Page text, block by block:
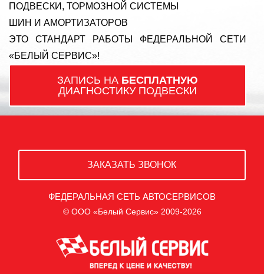
ПОДВЕСКИ, ТОРМОЗНОЙ СИСТЕМЫ
ШИН И АМОРТИЗАТОРОВ
ЭТО СТАНДАРТ РАБОТЫ ФЕДЕРАЛЬНОЙ СЕТИ
«БЕЛЫЙ СЕРВИС»!
ЗАПИСЬ НА БЕСПЛАТНУЮ
ДИАГНОСТИКУ ПОДВЕСКИ
ЗАКАЗАТЬ ЗВОНОК
ФЕДЕРАЛЬНАЯ СЕТЬ АВТОСЕРВИСОВ
© ООО «Белый Сервис» 2009-2026